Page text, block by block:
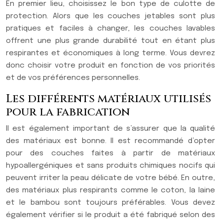
En premier lieu, choisissez le bon type de culotte de
protection. Alors que les couches jetables sont plus
pratiques et faciles à changer, les couches lavables
offrent une plus grande durabilité tout en étant plus
respirantes et économiques à long terme. Vous devrez
donc choisir votre produit en fonction de vos priorités
et de vos préférences personnelles.
Les différents matériaux utilisés
pour la fabrication
Il est également important de s’assurer que la qualité
des matériaux est bonne. Il est recommandé d’opter
pour des couches faites à partir de matériaux
hypoallergéniques et sans produits chimiques nocifs qui
peuvent irriter la peau délicate de votre bébé. En outre,
des matériaux plus respirants comme le coton, la laine
et le bambou sont toujours préférables. Vous devez
également vérifier si le produit a été fabriqué selon des